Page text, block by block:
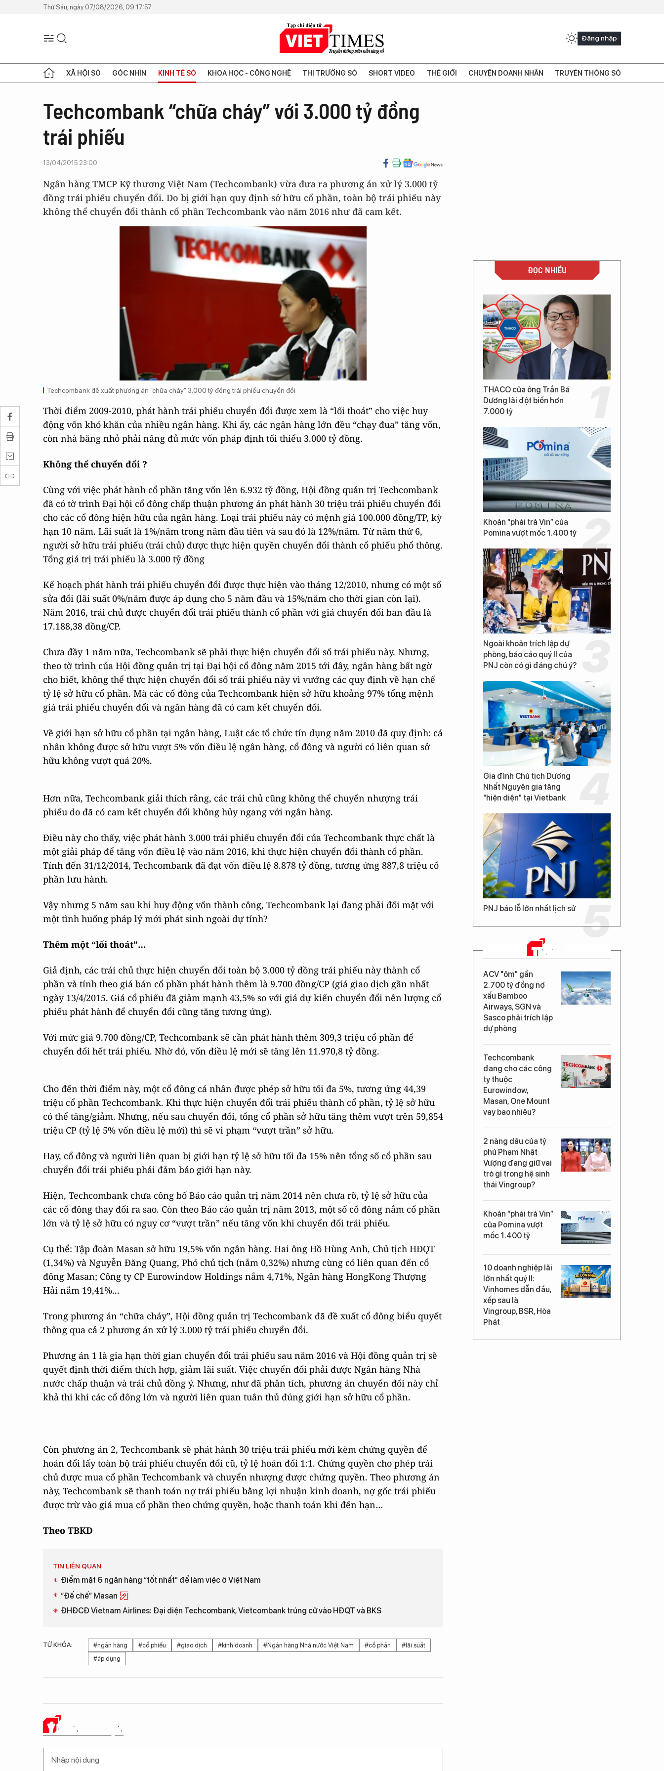
Thứ Sáu, ngày 07/08/2026, 09:17:57
Đăng nhập
XÃ HỘI SỐ GÓC NHÌN KINH TẾ SỐ KHOA HỌC - CÔNG NGHỆ THỊ TRƯỜNG SỐ SHORT VIDEO THẾ GIỚI CHUYỆN DOANH NHÂN TRUYỀN THÔNG SỐ
Techcombank “chữa cháy” với 3.000 tỷ đồng
trái phiếu
13/04/2015 23:00
Ngân hàng TMCP Kỹ thương Việt Nam (Techcombank) vừa đưa ra phương án xử lý 3.000 tỷ
đồng trái phiếu chuyển đổi. Do bị giới hạn quy định sở hữu cổ phần, toàn bộ trái phiếu này
không thể chuyển đổi thành cổ phần Techcombank vào năm 2016 như đã cam kết.
Techcombank đề xuất phương án “chữa cháy” 3.000 tỷ đồng trái phiếu chuyển đổi
Thời điểm 2009-2010, phát hành trái phiếu chuyển đổi được xem là “lối thoát” cho việc huy
động vốn khó khăn của nhiều ngân hàng. Khi ấy, các ngân hàng lớn đều “chạy đua” tăng vốn,
còn nhà băng nhỏ phải nâng đủ mức vốn pháp định tối thiểu 3.000 tỷ đồng.
Không thể chuyển đổi ?
Cùng với việc phát hành cổ phần tăng vốn lên 6.932 tỷ đồng, Hội đồng quản trị Techcombank
đã có tờ trình Đại hội cổ đông chấp thuận phương án phát hành 30 triệu trái phiếu chuyển đổi
cho các cổ đông hiện hữu của ngân hàng. Loại trái phiếu này có mệnh giá 100.000 đồng/TP, kỳ
hạn 10 năm. Lãi suất là 1%/năm trong năm đầu tiên và sau đó là 12%/năm. Từ năm thứ 6,
người sở hữu trái phiếu (trái chủ) được thực hiện quyền chuyển đổi thành cổ phiếu phổ thông.
Tổng giá trị trái phiếu là 3.000 tỷ đồng
Kế hoạch phát hành trái phiếu chuyển đổi được thực hiện vào tháng 12/2010, nhưng có một số
sửa đổi (lãi suất 0%/năm được áp dụng cho 5 năm đầu và 15%/năm cho thời gian còn lại).
Năm 2016, trái chủ được chuyển đổi trái phiếu thành cổ phần với giá chuyển đổi ban đầu là
17.188,38 đồng/CP.
Chưa đầy 1 năm nữa, Techcombank sẽ phải thực hiện chuyển đổi số trái phiếu này. Nhưng,
theo tờ trình của Hội đồng quản trị tại Đại hội cổ đông năm 2015 tới đây, ngân hàng bất ngờ
cho biết, không thể thực hiện chuyển đổi số trái phiếu này vì vướng các quy định về hạn chế
tỷ lệ sở hữu cổ phần. Mà các cổ đông của Techcombank hiện sở hữu khoảng 97% tổng mệnh
giá trái phiếu chuyển đổi và ngân hàng đã có cam kết chuyển đổi.
Về giới hạn sở hữu cổ phần tại ngân hàng, Luật các tổ chức tín dụng năm 2010 đã quy định: cá
nhân không được sở hữu vượt 5% vốn điều lệ ngân hàng, cổ đông và người có liên quan sở
hữu không vượt quá 20%.
Hơn nữa, Techcombank giải thích rằng, các trái chủ cũng không thể chuyển nhượng trái
phiếu do đã có cam kết chuyển đổi không hủy ngang với ngân hàng.
Điều này cho thấy, việc phát hành 3.000 trái phiếu chuyển đổi của Techcombank thực chất là
một giải pháp để tăng vốn điều lệ vào năm 2016, khi thực hiện chuyển đổi thành cổ phần.
Tính đến 31/12/2014, Techcombank đã đạt vốn điều lệ 8.878 tỷ đồng, tương ứng 887,8 triệu cổ
phần lưu hành.
Vậy nhưng 5 năm sau khi huy động vốn thành công, Techcombank lại đang phải đối mặt với
một tình huống pháp lý mới phát sinh ngoài dự tính?
Thêm một “lối thoát”…
Giả định, các trái chủ thực hiện chuyển đổi toàn bộ 3.000 tỷ đồng trái phiếu này thành cổ
phần và tính theo giá bán cổ phần phát hành thêm là 9.700 đồng/CP (giá giao dịch gần nhất
ngày 13/4/2015. Giá cổ phiếu đã giảm mạnh 43,5% so với giá dự kiến chuyển đổi nên lượng cổ
phiếu phát hành để chuyển đổi cũng tăng tương ứng).
Với mức giá 9.700 đồng/CP, Techcombank sẽ cần phát hành thêm 309,3 triệu cổ phần để
chuyển đổi hết trái phiếu. Nhờ đó, vốn điều lệ mới sẽ tăng lên 11.970,8 tỷ đồng.
Cho đến thời điểm này, một cổ đông cá nhân được phép sở hữu tối đa 5%, tương ứng 44,39
triệu cổ phần Techcombank. Khi thực hiện chuyển đổi trái phiếu thành cổ phần, tỷ lệ sở hữu
có thể tăng/giảm. Nhưng, nếu sau chuyển đổi, tổng cổ phần sở hữu tăng thêm vượt trên 59,854
triệu CP (tỷ lệ 5% vốn điều lệ mới) thì sẽ vi phạm “vượt trần” sở hữu.
Hay, cổ đông và người liên quan bị giới hạn tỷ lệ sở hữu tối đa 15% nên tổng số cổ phần sau
chuyển đổi trái phiếu phải đảm bảo giới hạn này.
Hiện, Techcombank chưa công bố Báo cáo quản trị năm 2014 nên chưa rõ, tỷ lệ sở hữu của
các cổ đông thay đổi ra sao. Còn theo Báo cáo quản trị năm 2013, một số cổ đông nắm cổ phần
lớn và tỷ lệ sở hữu có nguy cơ “vượt trần” nếu tăng vốn khi chuyển đổi trái phiếu.
Cụ thể: Tập đoàn Masan sở hữu 19,5% vốn ngân hàng. Hai ông Hồ Hùng Anh, Chủ tịch HĐQT
(1,34%) và Nguyễn Đăng Quang, Phó chủ tịch (nắm 0,32%) nhưng cùng có liên quan đến cổ
đông Masan; Công ty CP Eurowindow Holdings nắm 4,71%, Ngân hàng HongKong Thượng
Hải nắm 19,41%...
Trong phương án “chữa cháy”, Hội đồng quản trị Techcombank đã đề xuất cổ đông biểu quyết
thông qua cả 2 phương án xử lý 3.000 tỷ trái phiếu chuyển đổi.
Phương án 1 là gia hạn thời gian chuyển đổi trái phiếu sau năm 2016 và Hội đồng quản trị sẽ
quyết định thời điểm thích hợp, giảm lãi suất. Việc chuyển đổi phải được Ngân hàng Nhà
nước chấp thuận và trái chủ đồng ý. Nhưng, như đã phân tích, phương án chuyển đổi này chỉ
khả thi khi các cổ đông lớn và người liên quan tuân thủ đúng giới hạn sở hữu cổ phần.
Còn phương án 2, Techcombank sẽ phát hành 30 triệu trái phiếu mới kèm chứng quyền để
hoán đổi lấy toàn bộ trái phiếu chuyển đổi cũ, tỷ lệ hoán đổi 1:1. Chứng quyền cho phép trái
chủ được mua cổ phần Techcombank và chuyển nhượng được chứng quyền. Theo phương án
này, Techcombank sẽ thanh toán nợ trái phiếu bằng lợi nhuận kinh doanh, nợ gốc trái phiếu
được trừ vào giá mua cổ phần theo chứng quyền, hoặc thanh toán khi đến hạn…
Theo TBKD
TIN LIÊN QUAN
Điểm mặt 6 ngân hàng “tốt nhất” để làm việc ở Việt Nam
“Đế chế” Masan
ĐHĐCĐ Vietnam Airlines: Đại diện Techcombank, Vietcombank trúng cử vào HĐQT và BKS
TỪ KHÓA: #ngân hàng #cổ phiếu #giao dịch #kinh doanh #Ngân hàng Nhà nước Việt Nam #cổ phần
#lãi suất
#áp dụng
Ý KIẾN CỦA BẠN
ĐỌC NHIỀU
THACO của ông Trần Bá
Dương lãi đột biến hơn
7.000 tỷ
Khoản “phải trả Vin” của
Pomina vượt mốc 1.400 tỷ
Ngoài khoản trích lập dự
phòng, báo cáo quý II của
PNJ còn có gì đáng chú ý?
Gia đình Chủ tịch Dương
Nhất Nguyên gia tăng
"hiện diện" tại Vietbank
PNJ báo lỗ lớn nhất lịch sử
TIN MỚI
ACV "ôm" gần
2.700 tỷ đồng nợ
xấu Bamboo
Airways, SGN và
Sasco phải trích lập
dự phòng
Techcombank
đang cho các công
ty thuộc
Eurowindow,
Masan, One Mount
vay bao nhiêu?
2 nàng dâu của tỷ
phú Phạm Nhật
Vượng đang giữ vai
trò gì trong hệ sinh
thái Vingroup?
Khoản “phải trả Vin”
của Pomina vượt
mốc 1.400 tỷ
10 doanh nghiệp lãi
lớn nhất quý II:
Vinhomes dẫn đầu,
xếp sau là
Vingroup, BSR, Hòa
Phát